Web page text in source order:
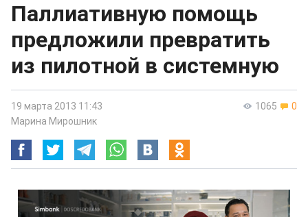
Паллиативную помощь
предложили превратить
из пилотной в системную
1065 0
19 марта 2013 11:43
Марина Мирошник